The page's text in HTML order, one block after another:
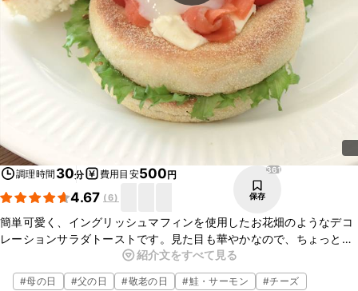
調理時間 30分 費用目安500円
4.67 (6)
361
保存
簡単可愛く、イングリッシュマフィンを使用したお花畑のようなデコ
レーションサラダトーストです。見た目も華やかなので、ちょっとし
たおもてなし料理としてもオススメです。スモークサーモンを生ハム
に変えてアレンジもききますよ。是非、お試し下さい。
紹介文をすべて見る
#母の日 #父の日 #敬老の日 #鮭・サーモン #チーズ